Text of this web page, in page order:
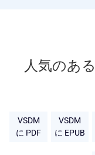
人気のあ
VSDM
に PDF
VSDM
に EPUB